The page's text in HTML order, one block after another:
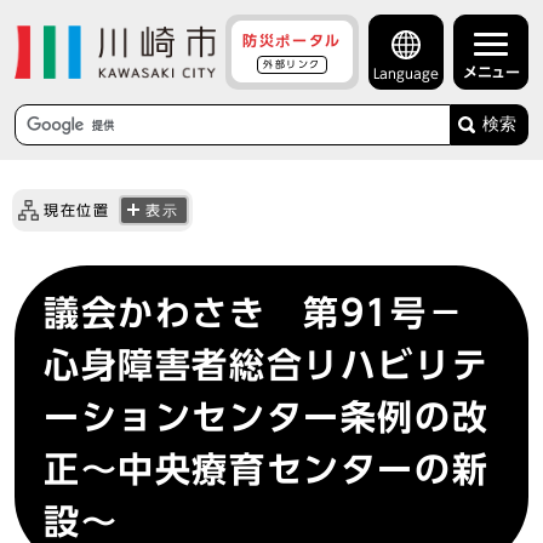
防災ポータル
外部リンク
Language メニュー
検索
現在位置 表示
議会かわさき 第91号－
心身障害者総合リハビリテ
ーションセンター条例の改
正～中央療育センターの新
設～